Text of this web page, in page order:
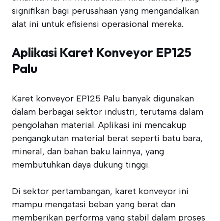
signifikan bagi perusahaan yang mengandalkan
alat ini untuk efisiensi operasional mereka.
Aplikasi Karet Konveyor EP125
Palu
Karet konveyor EP125 Palu banyak digunakan
dalam berbagai sektor industri, terutama dalam
pengolahan material. Aplikasi ini mencakup
pengangkutan material berat seperti batu bara,
mineral, dan bahan baku lainnya, yang
membutuhkan daya dukung tinggi.
Di sektor pertambangan, karet konveyor ini
mampu mengatasi beban yang berat dan
memberikan performa yang stabil dalam proses